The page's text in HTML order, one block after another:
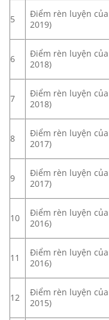
5
Điểm rèn luyện
2019)
6
Điểm rèn luyện
2018)
7
Điểm rèn luyện
2018)
8
Điểm rèn luyện
2017)
9
Điểm rèn luyện
2017)
10
Điểm rèn luyện
2016)
11
Điểm rèn luyện
2016)
12
Điểm rèn luyện
2015)